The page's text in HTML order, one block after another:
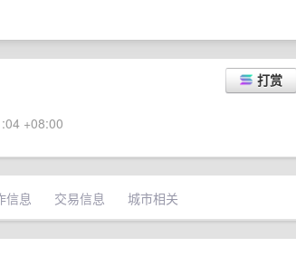
打赏
+08:00
信息 交易信息 城市相关